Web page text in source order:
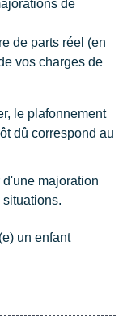
de
de parts réel (en
vos charges de
, le plafonnement
dû correspond au
majoration
un enfant